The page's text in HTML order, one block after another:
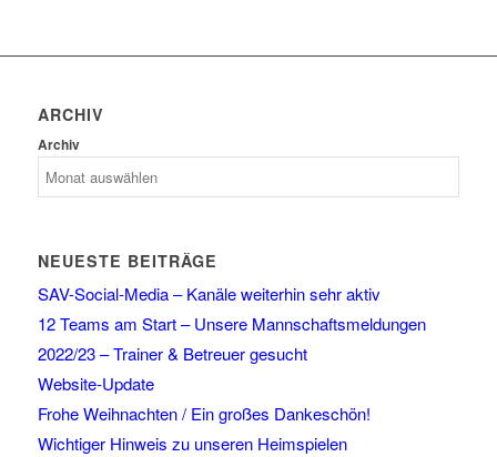
ARCHIV
Archiv
NEUESTE BEITRÄGE
SAV-Social-Media – Kanäle weiterhin sehr aktiv
12 Teams am Start – Unsere Mannschaftsmeldungen
2022/23 – Trainer & Betreuer gesucht
Website-Update
Frohe Weihnachten / Ein großes Dankeschön!
Wichtiger Hinweis zu unseren Heimspielen